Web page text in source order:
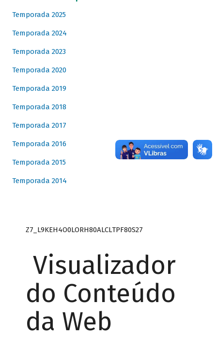
Temporada 2025
Temporada 2024
Temporada 2023
Temporada 2020
Temporada 2019
Temporada 2018
Temporada 2017
Temporada 2016
Temporada 2015
Temporada 2014
Z7_L9KEH4O0LORH80ALCLTPF80S27
Visualizador
do Conteúdo
da Web